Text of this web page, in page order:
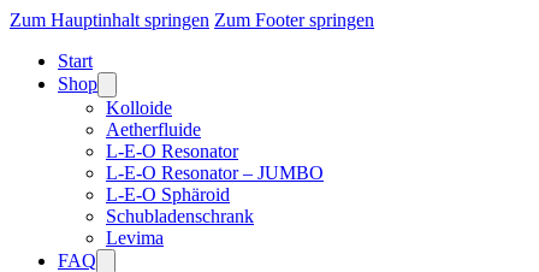
Zum Hauptinhalt springen Zum Footer springen
Start
Shop
Kolloide
Aetherfluide
L-E-O Resonator
L-E-O Resonator – JUMBO
L-E-O Sphäroid
Schubladenschrank
Levima
FAQ